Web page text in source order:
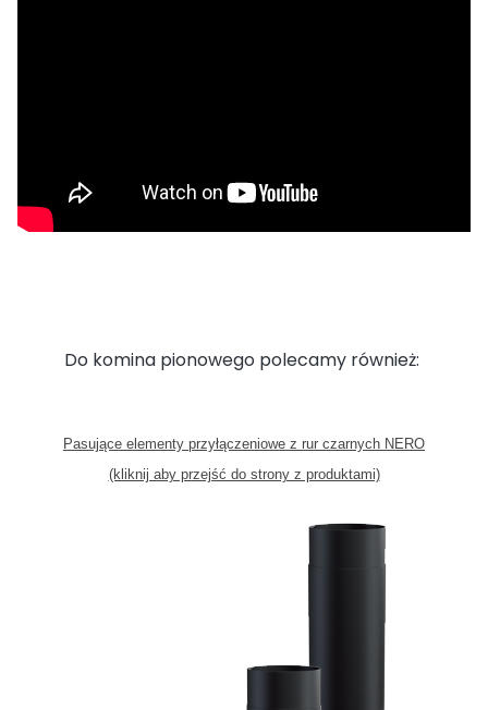
Do komina pionowego polecamy również:
Pasujące elementy przyłączeniowe z rur czarnych NERO
(kliknij aby przejść do strony z produktami)